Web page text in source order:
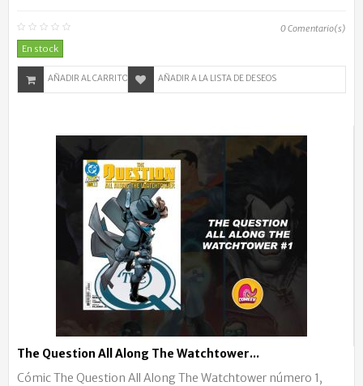
0Comentario(s)
En stock
AÑADIR AL CARRITO AÑADIR A LA LISTA DE DESEOS
The Question All Along The Watchtower...
Cómic The Question All Along The Watchtower número 1,